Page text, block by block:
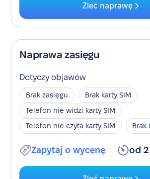
Zleć naprawę
Naprawa zasięgu
Dotyczy objawów
Brak zasięgu
Brak karty SIM
Telefon nie widzi karty SIM
Telefon nie czyta karty SIM
Brak
Zapytaj o wycenę od